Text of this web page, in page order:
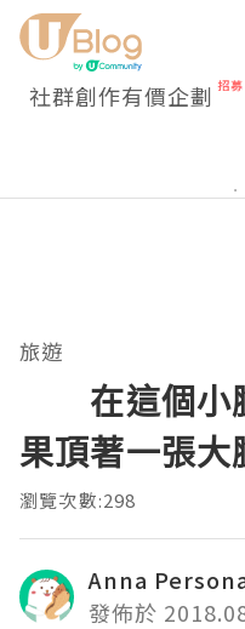
社群創作有價企劃
旅遊
在這個小
果頂著一張大
瀏覽次數:298
Anna
發佈於